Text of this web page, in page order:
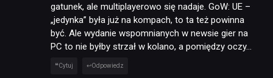
KULTURA
gatunek, ale multiplayerowo się nadaje. GoW: UE –
„jedynka” była już na kompach, to ta też powinna
być. Ale wydanie wspomnianych w newsie gier na
PC to nie byłby strzał w kolano, a pomiędzy oczy…
Cytuj Odpowiedz